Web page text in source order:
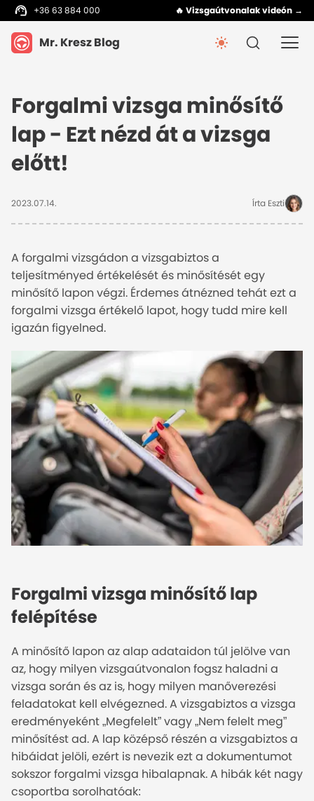
+36 63 884 000 🔥 Vizsgaútvonalak videón →
Mr. Kresz Blog
Forgalmi vizsga minősítő
lap - Ezt nézd át a vizsga
előtt!
2023.07.14. Írta Eszti
A forgalmi vizsgádon a vizsgabiztos a
teljesítményed értékelését és minősítését egy
minősítő lapon végzi. Érdemes átnézned tehát ezt a
forgalmi vizsga értékelő lapot, hogy tudd mire kell
igazán figyelned.
Forgalmi vizsga minősítő lap
felépítése
A minősítő lapon az alap adataidon túl jelölve van
az, hogy milyen vizsgaútvonalon fogsz haladni a
vizsga során és az is, hogy milyen manőverezési
feladatokat kell elvégezned. A vizsgabiztos a vizsga
eredményeként „Megfelelt” vagy „Nem felelt meg”
minősítést ad. A lap középső részén a vizsgabiztos a
hibáidat jelöli, ezért is nevezik ezt a dokumentumot
sokszor forgalmi vizsga hibalapnak. A hibák két nagy
csoportba sorolhatóak: